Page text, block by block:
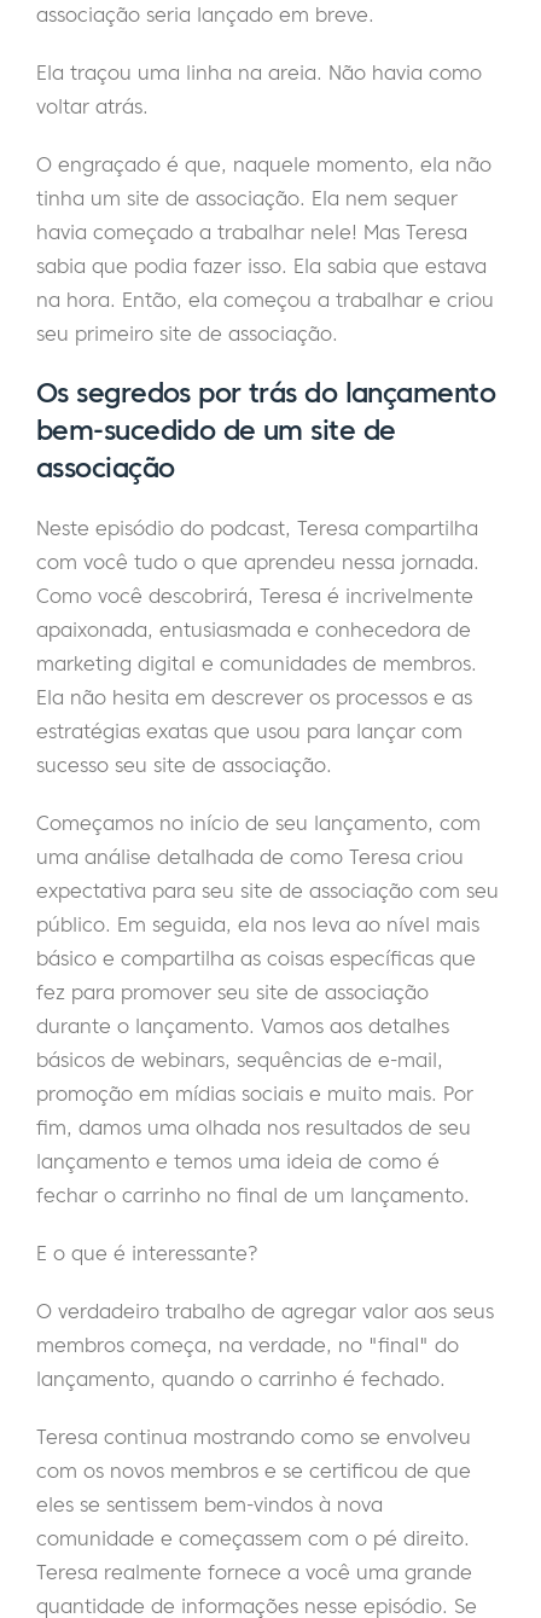
associação seria lançado em breve.
Ela traçou uma linha na areia. Não havia como
voltar atrás.
O engraçado é que, naquele momento, ela não
tinha um site de associação. Ela nem sequer
havia começado a trabalhar nele! Mas Teresa
sabia que podia fazer isso. Ela sabia que estava
na hora. Então, ela começou a trabalhar e criou
seu primeiro site de associação.
Os segredos por trás do lançamento
bem-sucedido de um site de
associação
Neste episódio do podcast, Teresa compartilha
com você tudo o que aprendeu nessa jornada.
Como você descobrirá, Teresa é incrivelmente
apaixonada, entusiasmada e conhecedora de
marketing digital e comunidades de membros.
Ela não hesita em descrever os processos e as
estratégias exatas que usou para lançar com
sucesso seu site de associação.
Começamos no início de seu lançamento, com
uma análise detalhada de como Teresa criou
expectativa para seu site de associação com seu
público. Em seguida, ela nos leva ao nível mais
básico e compartilha as coisas específicas que
fez para promover seu site de associação
durante o lançamento. Vamos aos detalhes
básicos de webinars, sequências de e-mail,
promoção em mídias sociais e muito mais. Por
fim, damos uma olhada nos resultados de seu
lançamento e temos uma ideia de como é
fechar o carrinho no final de um lançamento.
E o que é interessante?
O verdadeiro trabalho de agregar valor aos seus
membros começa, na verdade, no "final" do
lançamento, quando o carrinho é fechado.
Teresa continua mostrando como se envolveu
com os novos membros e se certificou de que
eles se sentissem bem-vindos à nova
comunidade e começassem com o pé direito.
Teresa realmente fornece a você uma grande
quantidade de informações nesse episódio. Se